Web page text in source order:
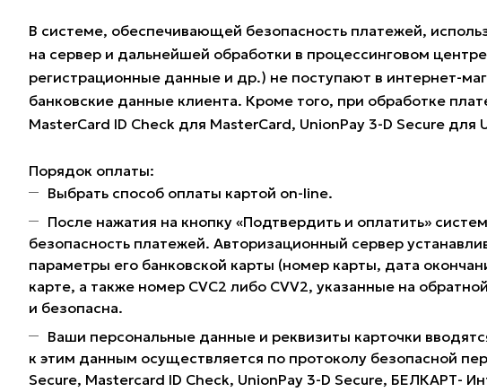
В системе, обеспечивающей безопасность платежей,
на сервер и дальнейшей обработки в процессинговом
регистрационные данные и др.) не поступают в интернет-
банковские данные клиента. Кроме того, при обработке
MasterCard ID Check для MasterCard, UnionPay 3-D Secure
Порядок оплаты:
Выбрать способ оплаты картой on-line.
После нажатия на кнопку «Подтвердить и оплатить»
безопасность платежей. Авторизационный сервер
параметры его банковской карты (номер карты, дата
карте, а также номер CVC2 либо CVV2, указанные на
и безопасна.
Ваши персональные данные и реквизиты карточки
к этим данным осуществляется по протоколу безопасной
Secure, Mastercard ID Check, UnionPay 3-D Secure, БЕЛКАРТ-